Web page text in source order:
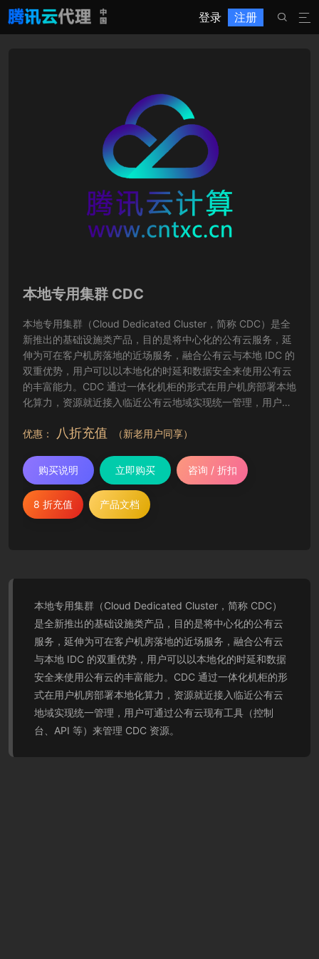
登录 注册 

本地专用集群 CDC
本地专用集群（Cloud Dedicated Cluster，简称 CDC）是全
新推出的基础设施类产品，目的是将中心化的公有云服务，延
伸为可在客户机房落地的近场服务，融合公有云与本地 IDC 的
双重优势，用户可以以本地化的时延和数据安全来使用公有云
的丰富能力。CDC 通过一体化机柜的形式在用户机房部署本地
化算力，资源就近接入临近公有云地域实现统一管理，用户可
优惠：
八折充值 （新老用户同享）
购买说明 立即购买 咨询 / 折扣
8 折充值 产品文档
本地专用集群（Cloud Dedicated Cluster，简称 CDC）
是全新推出的基础设施类产品，目的是将中心化的公有云
服务，延伸为可在客户机房落地的近场服务，融合公有云
与本地 IDC 的双重优势，用户可以以本地化的时延和数据
安全来使用公有云的丰富能力。CDC 通过一体化机柜的形
式在用户机房部署本地化算力，资源就近接入临近公有云
地域实现统一管理，用户可通过公有云现有工具（控制
台、API 等）来管理 CDC 资源。